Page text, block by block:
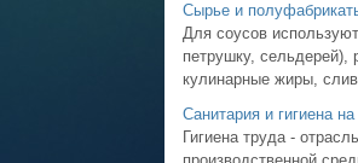
Сырье и
Для соусов
петрушку, сельдерей),
кулинарные жиры,
Санитария и гигиена
Гигиена труда -